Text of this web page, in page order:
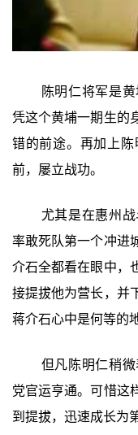
陈明仁将军是
凭这个黄埔一期生的
错的前途。再加上
前，屡立战功。
尤其是在惠州
率敢死队第一个冲进
介石全都看在眼中，
接提拔他为营长，并
蒋介石心中是何等的
但凡陈明仁稍
党官运亨通。可惜这
到提拔，迅速成长为